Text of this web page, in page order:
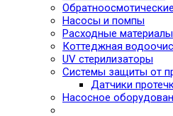
Насосы и помпы
Расходные материалы
Коттеджная
UV стерилизаторы
Системы защиты от
Датчики
Насосное